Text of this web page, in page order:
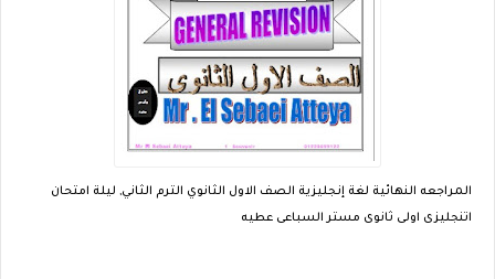
المراجعه النهائية لغة إنجليزية الصف الاول الثانوي الترم الثاني, ليلة امتحان
اتنجليزى اولى ثانوى مستر السباعى عطيه